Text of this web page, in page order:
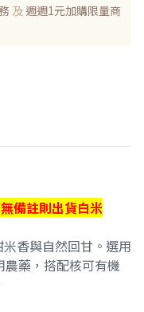
及 週週1元加購限量商
備註則出貨白米
香與自然回甘。選用
農藥，搭配核可有機